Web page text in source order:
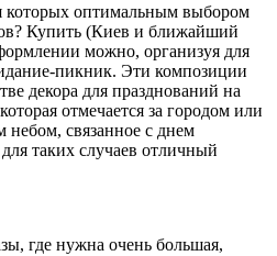
которых оптимальным выбором
Купить (Киев и ближайший
можно, организуя для
пикник. Эти композиции
декора для празднований на
отмечается за городом или
небом, связанное с днем
таких случаев отличный
где нужна очень большая,